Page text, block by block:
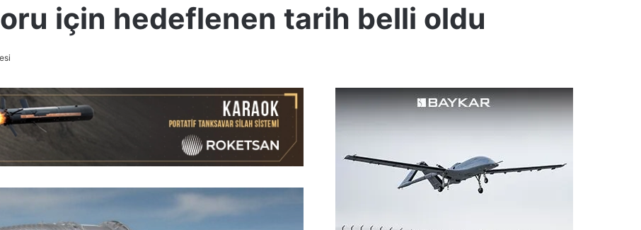
için hedeflenen tarih belli oldu